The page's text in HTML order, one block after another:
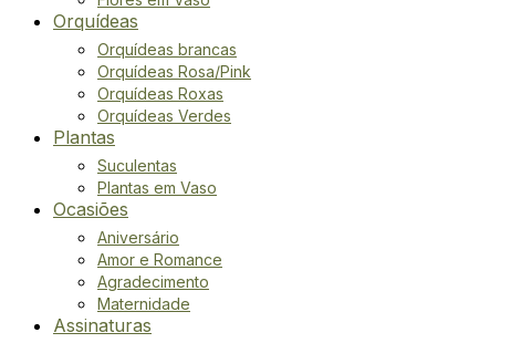
Orquídeas
Orquídeas brancas
Orquídeas Rosa/Pink
Orquídeas Roxas
Orquídeas Verdes
Plantas
Suculentas
Plantas em Vaso
Ocasiões
Aniversário
Amor e Romance
Agradecimento
Maternidade
Assinaturas